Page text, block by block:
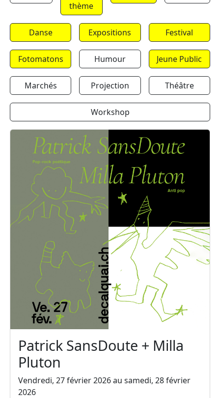
thème
Danse Expositions Festival
Fotomatons Humour Jeune Public
Marchés Projection Théâtre
Workshop
Patrick SansDoute + Milla
Pluton
Vendredi, 27 février 2026 au samedi, 28 février
2026